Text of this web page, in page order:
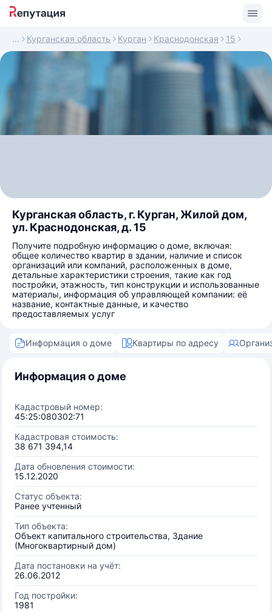
Курганская область Курган Краснодонская 15
Курганская область, г. Курган, Жилой дом,
ул. Краснодонская, д. 15
Получите подробную информацию о доме, включая:
общее количество квартир в здании, наличие и список
организаций или компаний, расположенных в доме,
детальные характеристики строения, такие как год
постройки, этажность, тип конструкции и использованные
материалы, информация об управляющей компании: её
название, контактные данные, и качество
предоставляемых услуг
Информация о доме Квартиры по адресу
Информация о доме
Кадастровый номер:
45:25:080302:71
Кадастровая стоимость:
38 671 394,14
Дата обновления стоимости:
15.12.2020
Статус объекта:
Ранее учтенный
Тип объекта:
Объект капитального строительства, Здание
(Многоквартирный дом)
Дата постановки на учёт:
26.06.2012
Год постройки:
1981